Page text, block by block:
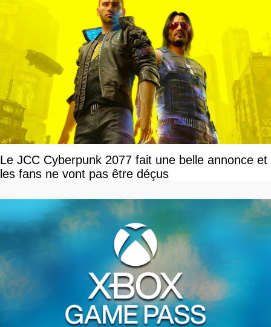
Le JCC Cyberpunk 2077 fait une belle annonce et
les fans ne vont pas être déçus